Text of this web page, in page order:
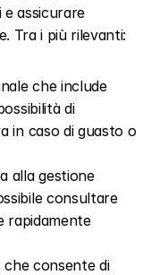
e assicurare
Tra i più rilevanti:
che include
di
in caso di guasto o
alla gestione
consultare
rapidamente
che consente di